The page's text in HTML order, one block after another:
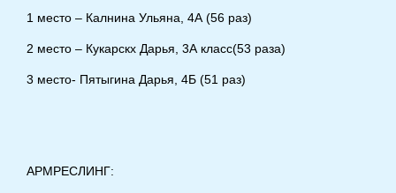
1 место – Калнина Ульяна, 4А (56 раз)
2 место – Кукарскх Дарья, 3А класс(53 раза)
3 место- Пятыгина Дарья, 4Б (51 раз)
АРМРЕСЛИНГ: